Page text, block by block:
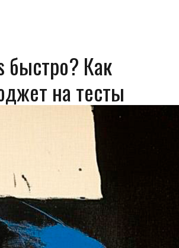
быстро? Как
на тесты